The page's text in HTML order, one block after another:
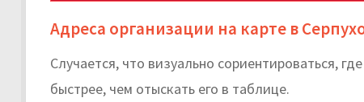
Адреса организации на карте в
Случается, что визуально сориентироваться,
быстрее, чем отыскать его в таблице.